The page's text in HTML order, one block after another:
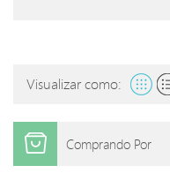
Visualizar como:
Comprando Por